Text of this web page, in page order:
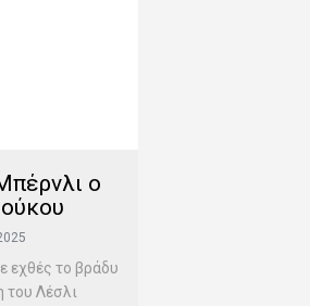
ο
εχθές το βράδυ
του Λέσλι